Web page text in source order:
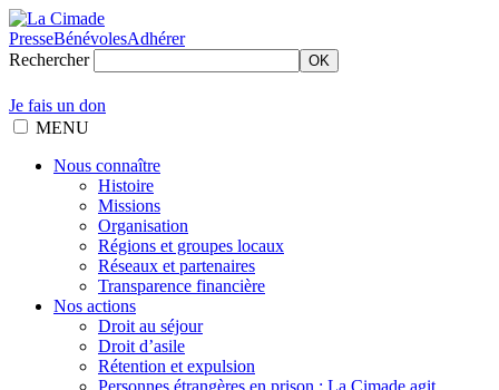
PresseBénévolesAdhérer
Rechercher
OK
Je fais un don
MENU
Nous connaître
Histoire
Missions
Organisation
Régions et groupes locaux
Réseaux et partenaires
Transparence financière
Nos actions
Droit au séjour
Droit d’asile
Rétention et expulsion
Personnes étrangères en prison : La Cimade agit